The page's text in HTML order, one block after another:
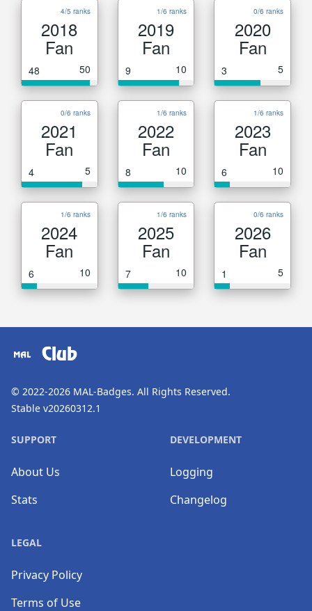
4/5 ranks
2018
Fan
48 50
1/6 ranks
2019
Fan
9 10
0/6 ranks
2020
Fan
3 5
0/6 ranks
2021
Fan
4 5
1/6 ranks
2022
Fan
8 10
1/6 ranks
2023
Fan
6 10
1/6 ranks
2024
Fan
6 10
1/6 ranks
2025
Fan
7 10
0/6 ranks
2026
Fan
1 5
Club
© 2022-2026 MAL-Badges. All Rights Reserved.
Stable v20260312.1
SUPPORT
About Us
Stats
DEVELOPMENT
Logging
Changelog
LEGAL
Privacy Policy
Terms of Use